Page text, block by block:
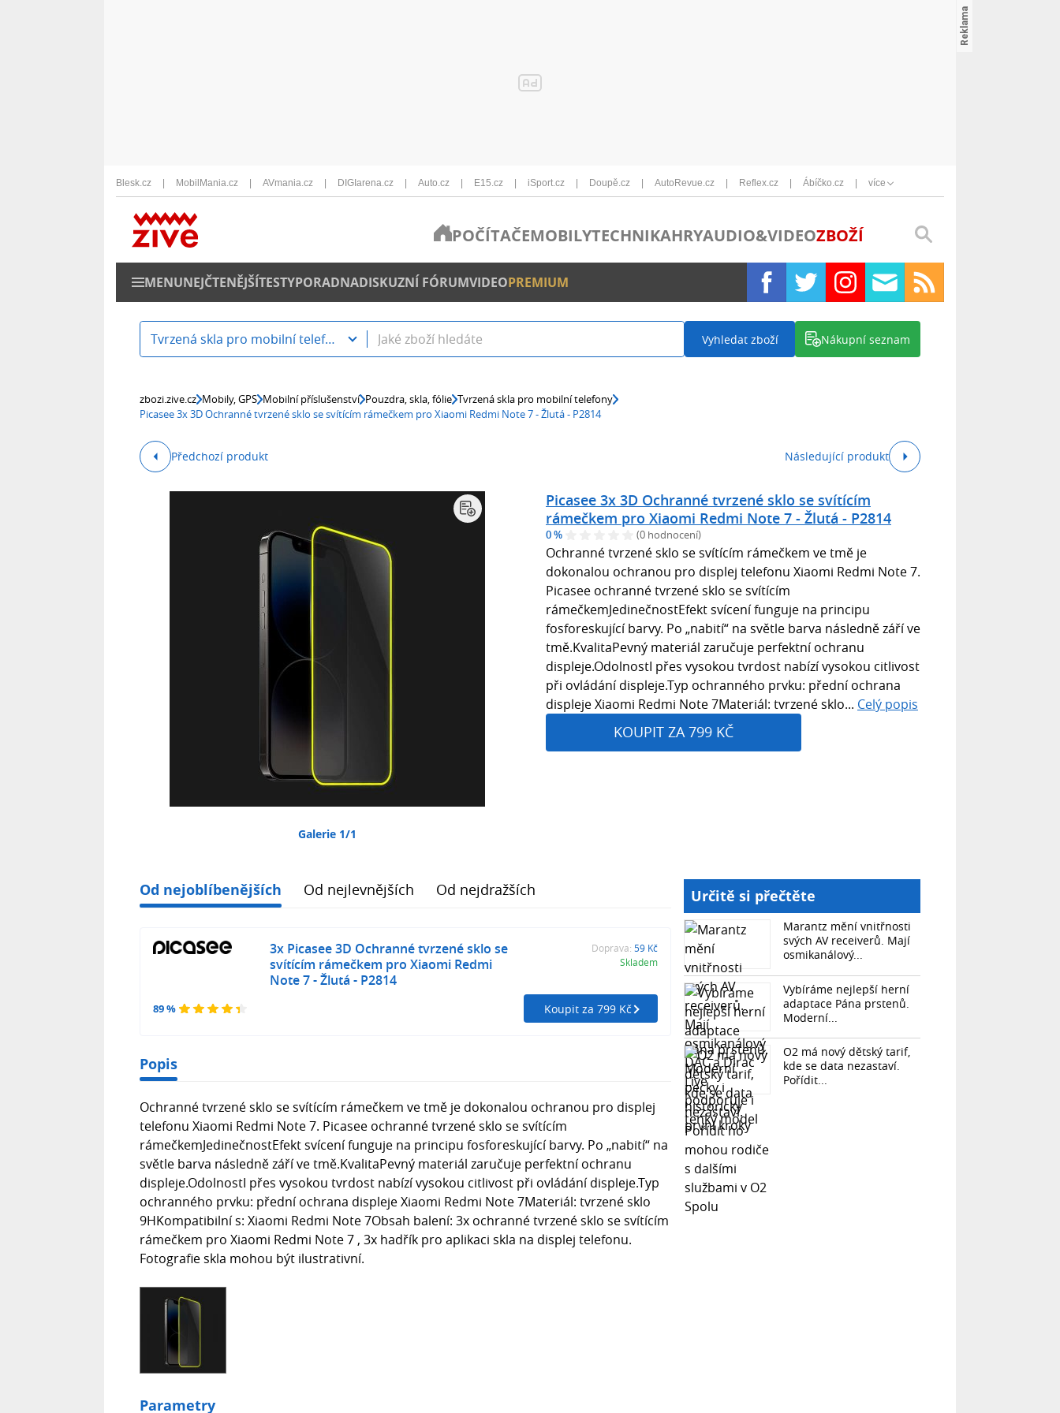
Blesk.cz MobilMania.cz AVmania.cz DIGIarena.cz Auto.cz E15.cz iSport.cz Doupě.cz AutoRevue.cz Reflex.cz Ábíčko.cz více
POČÍTAČEMOBILYTECHNIKAHRYAUDIO&VIDEOZBOŽÍ
MENUNEJČTENĚJŠÍTESTYPORADNADISKUZNÍ FÓRUMVIDEOPREMIUM
Tvrzená skla pro mobilní telefony Vyhledat zboží Nákupní seznam
zbozi.zive.cz Mobily, GPS Mobilní příslušenství Pouzdra, skla, fólie Tvrzená skla pro mobilní telefony
Picasee 3x 3D Ochranné tvrzené sklo se svítícím rámečkem pro Xiaomi Redmi Note 7 - Žlutá - P2814
Předchozí produkt Následující produkt
Galerie 1/1
Picasee 3x 3D Ochranné tvrzené sklo se svítícím
rámečkem pro Xiaomi Redmi Note 7 - Žlutá - P2814
0 % (0 hodnocení)
Ochranné tvrzené sklo se svítícím rámečkem ve tmě je
dokonalou ochranou pro displej telefonu Xiaomi Redmi Note 7.
Picasee ochranné tvrzené sklo se svítícím
rámečkemJedinečnostEfekt svícení funguje na principu
fosforeskující barvy. Po „nabití“ na světle barva následně září ve
tmě.KvalitaPevný materiál zaručuje perfektní ochranu
displeje.OdolnostI přes vysokou tvrdost nabízí vysokou citlivost
při ovládání displeje.Typ ochranného prvku: přední ochrana
displeje Xiaomi Redmi Note 7Materiál: tvrzené sklo... Celý popis
KOUPIT ZA 799 KČ
Od nejoblíbenějších Od nejlevnějších Od nejdražších
89 %
3x Picasee 3D Ochranné tvrzené sklo se
svítícím rámečkem pro Xiaomi Redmi
Note 7 - Žlutá - P2814
Doprava: 59 Kč
Skladem
Koupit za 799 Kč
Popis
Ochranné tvrzené sklo se svítícím rámečkem ve tmě je dokonalou ochranou pro displej
telefonu Xiaomi Redmi Note 7. Picasee ochranné tvrzené sklo se svítícím
rámečkemJedinečnostEfekt svícení funguje na principu fosforeskující barvy. Po „nabití“ na
světle barva následně září ve tmě.KvalitaPevný materiál zaručuje perfektní ochranu
displeje.OdolnostI přes vysokou tvrdost nabízí vysokou citlivost při ovládání displeje.Typ
ochranného prvku: přední ochrana displeje Xiaomi Redmi Note 7Materiál: tvrzené sklo
9HKompatibilní s: Xiaomi Redmi Note 7Obsah balení: 3x ochranné tvrzené sklo se svítícím
rámečkem pro Xiaomi Redmi Note 7 , 3x hadřík pro aplikaci skla na displej telefonu.
Fotografie skla mohou být ilustrativní.
Parametry
Určitě si přečtěte
Marantz mění vnitřnosti
svých AV receiverů. Mají
osmikanálový...
Vybíráme nejlepší herní
adaptace Pána prstenů.
Moderní...
O2 má nový dětský tarif,
kde se data nezastaví.
Pořídit...